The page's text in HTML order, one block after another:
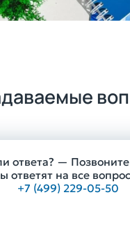
в суде?
законодательства –
ответа? — Позвоните
ответят на все
+7 (499) 229-05-50